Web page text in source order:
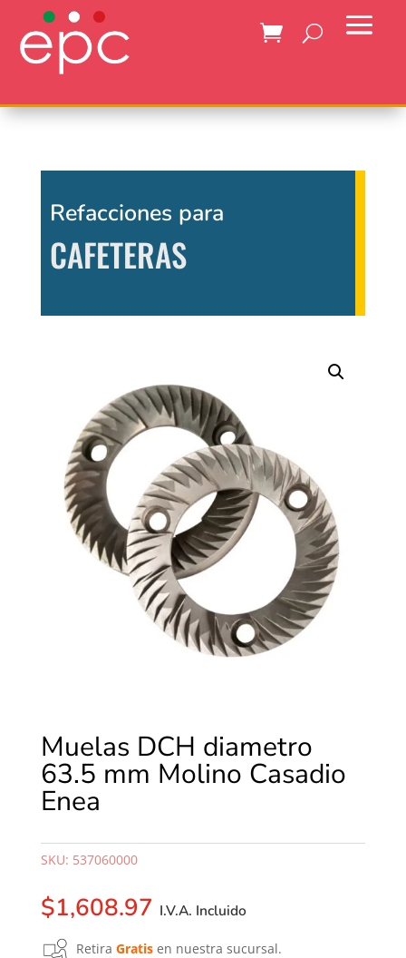
Refacciones para
CAFETERAS
Muelas DCH diametro
63.5 mm Molino Casadio
Enea
SKU: 537060000
$1,608.97 I.V.A. Incluido
Retira Gratisen nuestra sucursal.